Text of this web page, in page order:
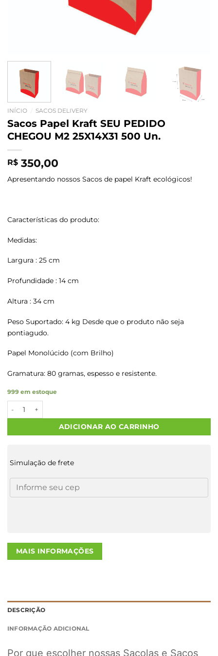
INÍCIO SACOS DELIVERY
Sacos Papel Kraft SEU PEDIDO
CHEGOU M2 25X14X31 500 Un.
R$ 350,00
Apresentando nossos Sacos de papel Kraft ecológicos!
Características do produto:
Medidas:
Largura : 25 cm
Profundidade : 14 cm
Altura : 34 cm
Peso Suportado: 4 kg Desde que o produto não seja
pontiagudo.
Papel Monolúcido (com Brilho)
Gramatura: 80 gramas, espesso e resistente.
999 em estoque
Sacos Papel Kraft SEU PEDIDO CHEGOU M2 25X14X31 500 Un.
ADICIONAR AO CARRINHO
Simulação de frete
MAIS INFORMAÇÕES
DESCRIÇÃO
INFORMAÇÃO ADICIONAL
Por que escolher nossas Sacolas e Sacos